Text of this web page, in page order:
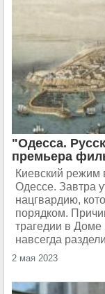
"Одесса.
премьера
Киевский режим
Одессе. Завтра
нацгвардию,
порядком.
трагедии в
навсегда
2 мая 2023